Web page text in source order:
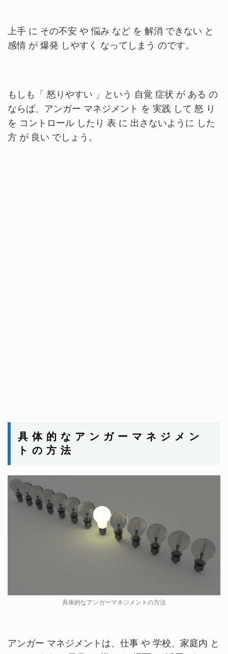
上手 に その不安 や 悩み など を 解消 できない と
感情 が 爆発 しやすく なってしまう のです。
もしも「 怒りやすい 」という 自覚 症状 が ある の
ならば、アンガー マネジメント を 実践 して 怒 り
を コントロール したり 表 に 出さないように した
方 が 良い でしょう。
具 体 的 な ア ン ガ ー マ ネ ジ メ ン
ト の 方 法
具体的なアンガーマネジメントの方法
アンガー マネジメントは、仕事 や 学校、家庭内 と